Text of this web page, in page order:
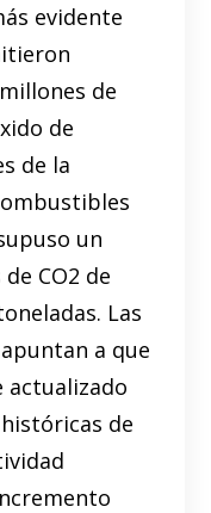
evidente
de
de
de la
un
CO2 de
Las
a que
actualizado
de